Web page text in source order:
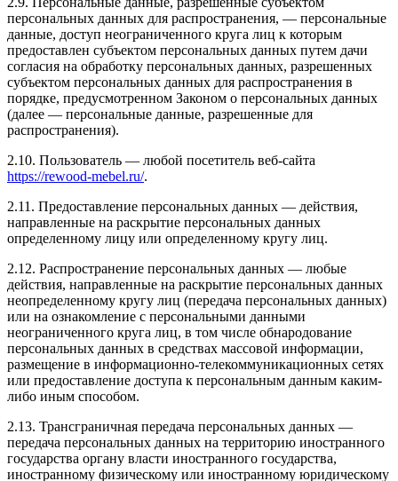
персональных данных для распространения, — персональные
данные, доступ неограниченного круга лиц к которым
предоставлен субъектом персональных данных путем дачи
согласия на обработку персональных данных, разрешенных
субъектом персональных данных для распространения в
порядке, предусмотренном Законом о персональных данных
(далее — персональные данные, разрешенные для
распространения).
2.10. Пользователь — любой посетитель веб-сайта
https://rewood-mebel.ru/.
2.11. Предоставление персональных данных — действия,
направленные на раскрытие персональных данных
определенному лицу или определенному кругу лиц.
2.12. Распространение персональных данных — любые
действия, направленные на раскрытие персональных данных
неопределенному кругу лиц (передача персональных данных)
или на ознакомление с персональными данными
неограниченного круга лиц, в том числе обнародование
персональных данных в средствах массовой информации,
размещение в информационно-телекоммуникационных сетях
или предоставление доступа к персональным данным каким-
либо иным способом.
2.13. Трансграничная передача персональных данных —
передача персональных данных на территорию иностранного
государства органу власти иностранного государства,
иностранному физическому или иностранному юридическому